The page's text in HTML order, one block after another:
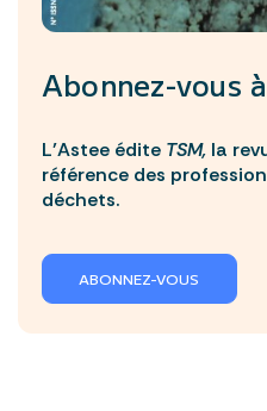
Abonnez-vous à
L’Astee édite TSM, la
référence des
déchets.
ABONNEZ-VOUS